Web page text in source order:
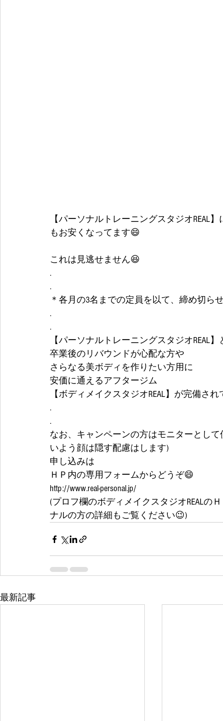
【パーソナルトレーニングスタジオREAL
もお安くなってます😄
これは見逃せません😆
.
.
＊各月の3名までの定員を以て、締め切ら
.
.
【パーソナルトレーニングスタジオREAL
卒業後のリバウンドが心配な方や
さらなる美ボディを作りたい方用に
安価に通えるアフタージム
【ボディメイクスタジオREAL】が完備さ
.
.
なお、キャンペーンの方はモニターとし
いよう顔は隠す配慮はします)
申し込みは
ＨＰ内の専用フォームからどうぞ😄
http://www.real-personal.jp/
(プロフ欄のボディメイクスタジオREALの
ナルの方の詳細もご覧ください😉)
最新記事